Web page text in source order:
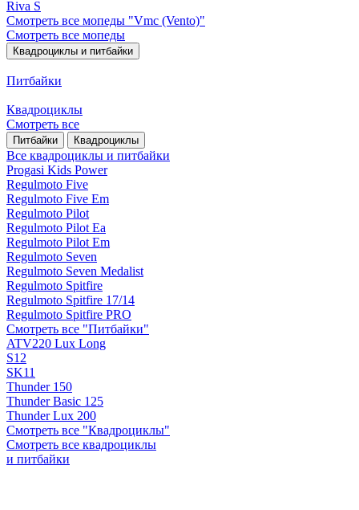
Riva S
Смотреть все мопеды "Vmc (Vento)"
Смотреть все мопеды
Квадроциклы и питбайки
Питбайки
Квадроциклы
Смотреть все
Питбайки Квадроциклы
Все квадроциклы и питбайки
Progasi Kids Power
Regulmoto Five
Regulmoto Five Em
Regulmoto Pilot
Regulmoto Pilot Ea
Regulmoto Pilot Em
Regulmoto Seven
Regulmoto Seven Medalist
Regulmoto Spitfire
Regulmoto Spitfire 17/14
Regulmoto Spitfire PRO
Смотреть все "Питбайки"
ATV220 Lux Long
S12
SK11
Thunder 150
Thunder Basic 125
Thunder Lux 200
Смотреть все "Квадроциклы"
Смотреть все квадроциклы
и питбайки